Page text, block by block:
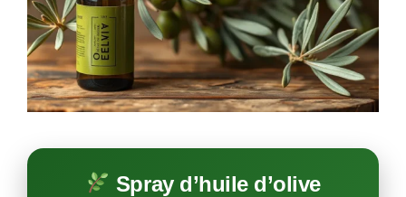
Spray d’huile d’olive